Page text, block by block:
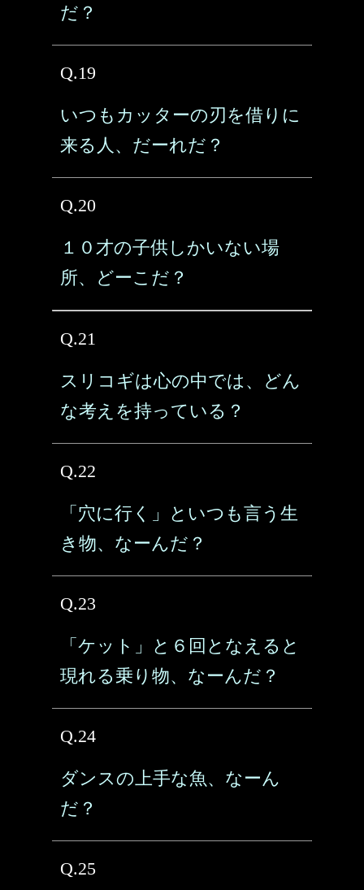
だ？
Q.19
いつもカッターの刃を借りに
来る人、だーれだ？
Q.20
１０才の子供しかいない場
所、どーこだ？
Q.21
スリコギは心の中では、どん
な考えを持っている？
Q.22
「穴に行く」といつも言う生
き物、なーんだ？
Q.23
「ケット」と６回となえると
現れる乗り物、なーんだ？
Q.24
ダンスの上手な魚、なーん
だ？
Q.25